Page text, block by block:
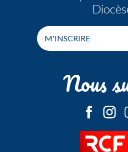
M'INSCRIRE
Nous